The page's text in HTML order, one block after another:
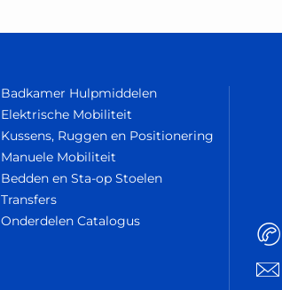
Badkamer Hulpmiddelen
Elektrische Mobiliteit
Kussens, Ruggen en Positionering
Manuele Mobiliteit
Bedden en Sta-op Stoelen
Transfers
Onderdelen Catalogus